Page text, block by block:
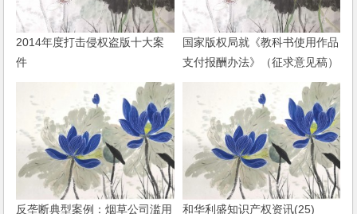
2014年度打击侵权盗版十大案
件
国家版权局就《教科书使用作品
支付报酬办法》（征求意见稿）
反垄断典型案例：烟草公司滥用
和华利盛知识产权资讯(25)